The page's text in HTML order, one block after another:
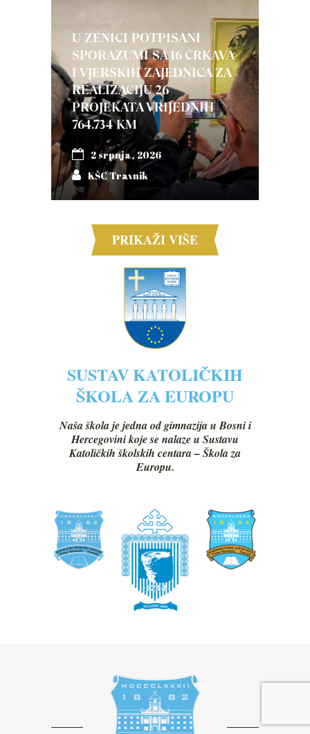
U ZENICI POTPISANI
SPORAZUMI SA 16 CRKAVA
I VJERSKIH ZAJEDNICA ZA
REALIZACIJU 26
PROJEKATA VRIJEDNIH
764.734 KM
2 srpnja, 2026
KŠC Travnik
PRIKAŽI VIŠE
SUSTAV KATOLIČKIH
ŠKOLA ZA EUROPU
Naša škola je jedna od gimnazija u Bosni i
Hercegovini koje se nalaze u Sustavu
Katoličkih školskih centara – Škola za
Europu.